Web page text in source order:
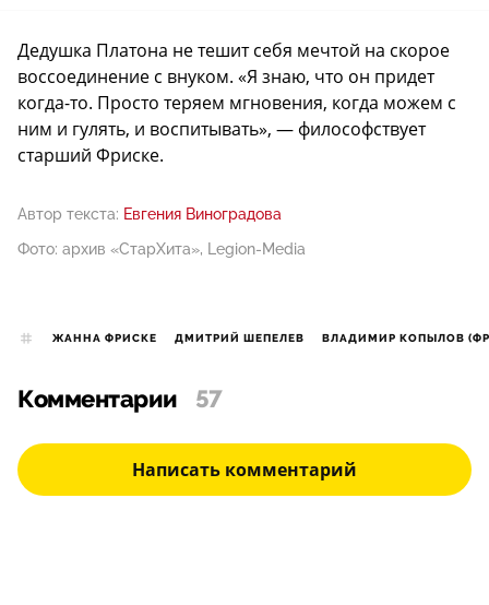
Дедушка Платона не тешит себя мечтой на скорое
воссоединение с внуком. «Я знаю, что он придет
когда-то. Просто теряем мгновения, когда можем с
ним и гулять, и воспитывать», — философствует
старший Фриске.
Автор текста: Евгения Виноградова
Фото: архив «СтарХита», Legion-Media
ЖАННА ФРИСКЕ ДМИТРИЙ ШЕПЕЛЕВ ВЛАДИМИР КОПЫЛОВ
Комментарии 57
Написать комментарий